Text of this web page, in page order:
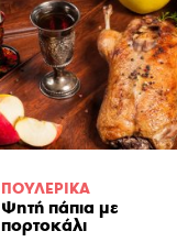
ΠΟΥΛΕΡΙΚA
Ψητή πάπια με
πορτοκάλι